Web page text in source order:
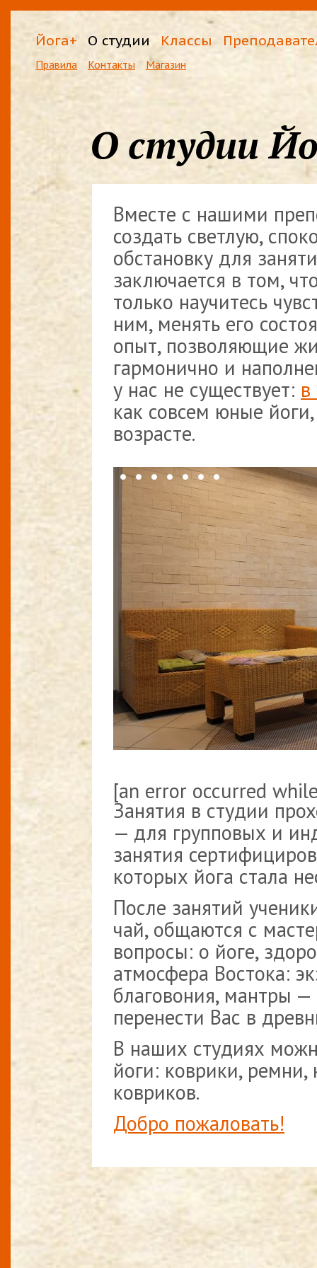
Йога+ О студии Классы
Правила Контакты Магазин
О студии
Вместе с нашими
создать светлую,
обстановку для
заключается в том,
только научитесь
ним, менять его
опыт, позволяющие
гармонично и
у нас не существует:
как совсем юные
возрасте.
[an error occurred
Занятия в студии
— для групповых и
занятия
которых йога стала
После занятий
чай, общаются с
вопросы: о йоге,
атмосфера Востока:
благовония, мантры —
перенести Вас в
В наших студиях
йоги: коврики,
ковриков.
Добро пожаловать!